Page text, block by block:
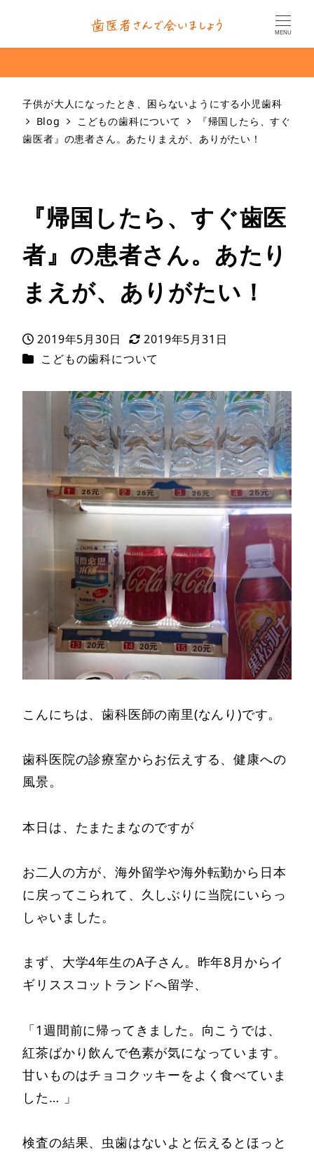
MENU
子供が大人になったとき、困らないようにする小児歯科
Blog
こどもの歯科について
『帰国したら、すぐ
歯医者』の患者さん。あたりまえが、ありがたい！
『帰国したら、すぐ歯医
者』の患者さん。あたり
まえが、ありがたい！
投稿日
2019年5月30日
更新日
2019年5月31日
カテゴリー
こどもの歯科について
こんにちは、歯科医師の南里(なんり)です。
歯科医院の診療室からお伝えする、健康への
風景。
本日は、たまたまなのですが
お二人の方が、海外留学や海外転勤から日本
に戻ってこられて、久しぶりに当院にいらっ
しゃいました。
まず、大学4年生のA子さん。昨年8月からイ
ギリススコットランドへ留学、
「1週間前に帰ってきました。向こうでは、
紅茶ばかり飲んで色素が気になっています。
甘いものはチョコクッキーをよく食べていま
した… 」
検査の結果、虫歯はないよと伝えるとほっと